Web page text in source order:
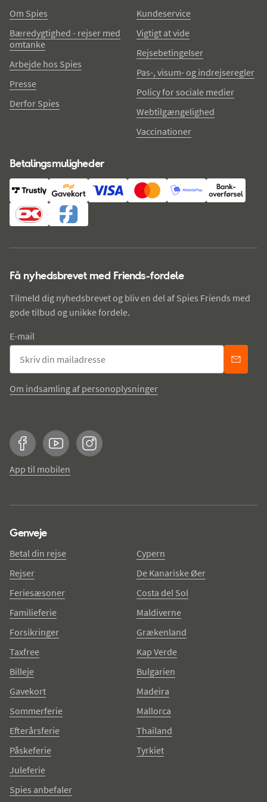
Om Spies
Bæredygtighed - rejser med
omtanke
Arbejde hos Spies
Presse
Derfor Spies
Kundeservice
Vigtigt at vide
Rejsebetingelser
Pas-, visum- og indrejseregler
Policy for sociale medier
Webtilgængelighed
Vaccinationer
Betalingsmuligheder
Få nyhedsbrevet med Friends-fordele
Tilmeld dig nyhedsbrevet og bliv en del af Spies Friends med
gode tilbud og unikke fordele.
E-mail
Om indsamling af personoplysninger
FacebookYouTubeInstagram
App til mobilen
Genveje
Betal din rejse
Rejser
Feriesæsoner
Familieferie
Forsikringer
Taxfree
Billeje
Gavekort
Sommerferie
Efterårsferie
Påskeferie
Juleferie
Spies anbefaler
Cypern
De Kanariske Øer
Costa del Sol
Maldiverne
Grækenland
Kap Verde
Bulgarien
Madeira
Mallorca
Thailand
Tyrkiet